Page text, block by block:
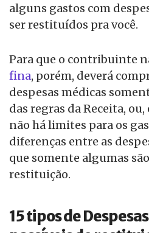
alguns gastos com
ser restituídos pra você.
Para que o contribuinte
fina, porém, deverá
despesas médicas
das regras da Receita,
não há limites para os
diferenças entre as
que somente algumas
restituição.
15 tipos de